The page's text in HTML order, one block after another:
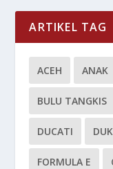
ARTIKEL TAG
ACEH ANAK
BULU TANGKIS
DUCATI
FORMULA E